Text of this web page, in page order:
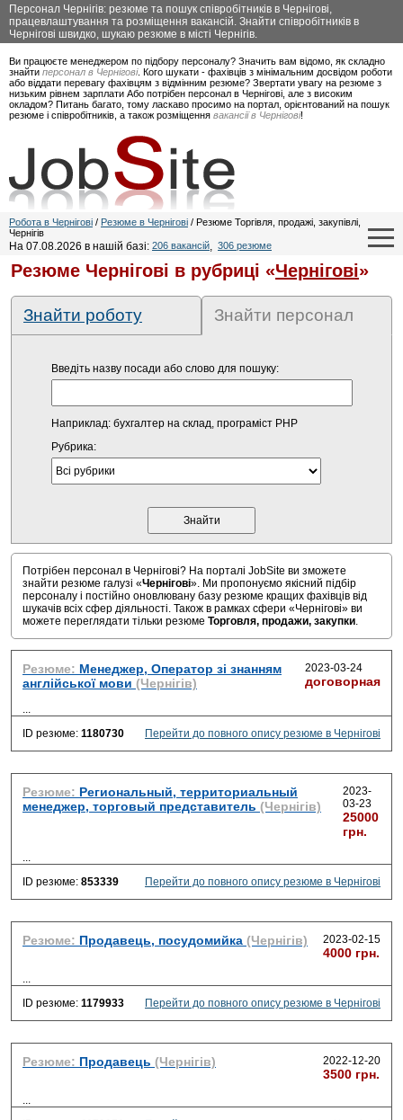
Персонал Чернігів: резюме та пошук співробітників в Чернігові,
працевлаштування та розміщення вакансій. Знайти співробітників в
Чернігові швидко, шукаю резюме в місті Чернігів.
Ви працюєте менеджером по підбору персоналу? Значить вам відомо, як складно
знайти персонал в Чернігові. Кого шукати - фахівців з мінімальним досвідом роботи
або віддати перевагу фахівцям з відмінним резюме? Звертати увагу на резюме з
низьким рівнем зарплати Або потрібен персонал в Чернігові, але з високим
окладом? Питань багато, тому ласкаво просимо на портал, орієнтований на пошук
резюме і співробітників, а також розміщення вакансії в Чернігові!
Робота в Чернігові / Резюме в Чернігові / Резюме Торгівля, продажі, закупівлі,
Чернігів
На 07.08.2026 в нашій базі: 206 вакансій, 306 резюме
Резюме Чернігові в рубриці «Чернігові»
Знайти роботу Знайти персонал
Введіть назву посади або слово для пошуку:
Наприклад: бухгалтер на склад, програміст PHP
Рубрика:
Потрібен персонал в Чернігові? На порталі JobSite ви зможете
знайти резюме галузі «Чернігові». Ми пропонуємо якісний підбір
персоналу і постійно оновлювану базу резюме кращих фахівців від
шукачів всіх сфер діяльності. Також в рамках сфери «Чернігові» ви
можете переглядати тільки резюме Торговля, продажи, закупки.
Резюме: Менеджер, Оператор зі знанням
англійської мови (Чернігів)
2023-03-24
договорная
...
ID резюме: 1180730 Перейти до повного опису резюме в Чернігові
Резюме: Региональный, территориальный
менеджер, торговый представитель (Чернігів)
2023-
03-23
25000
грн.
...
ID резюме: 853339 Перейти до повного опису резюме в Чернігові
Резюме: Продавець, посудомийка (Чернігів) 2023-02-15
4000 грн.
...
ID резюме: 1179933 Перейти до повного опису резюме в Чернігові
Резюме: Продавець (Чернігів) 2022-12-20
3500 грн.
...